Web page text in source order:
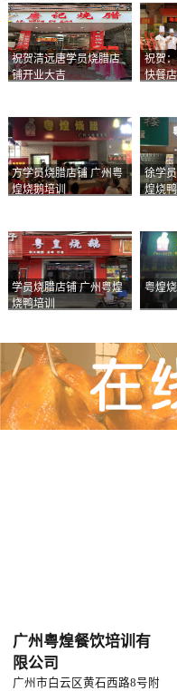
祝贺清远唐学员烧腊店
铺开业大吉
祝贺
快餐
方学员烧腊店铺 广州粤
煌烧鹅培训
徐学
煌烧
学员烧腊店铺 广州粤煌
烧鸭培训
粤煌
广州粤煌餐饮培训有
限公司
广州市白云区黄石西路8号附